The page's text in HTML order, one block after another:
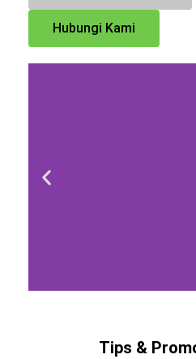
Hubungi Kami
Tips &